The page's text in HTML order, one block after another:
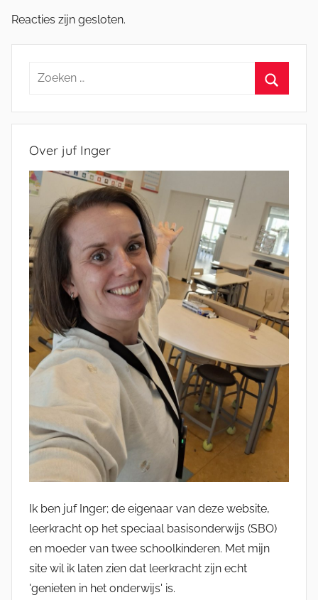
Reacties zijn gesloten.
Zoeken
Over juf Inger
Ik ben juf Inger; de eigenaar van deze website,
leerkracht op het speciaal basisonderwijs (SBO)
en moeder van twee schoolkinderen. Met mijn
site wil ik laten zien dat leerkracht zijn echt
'genieten in het onderwijs' is.